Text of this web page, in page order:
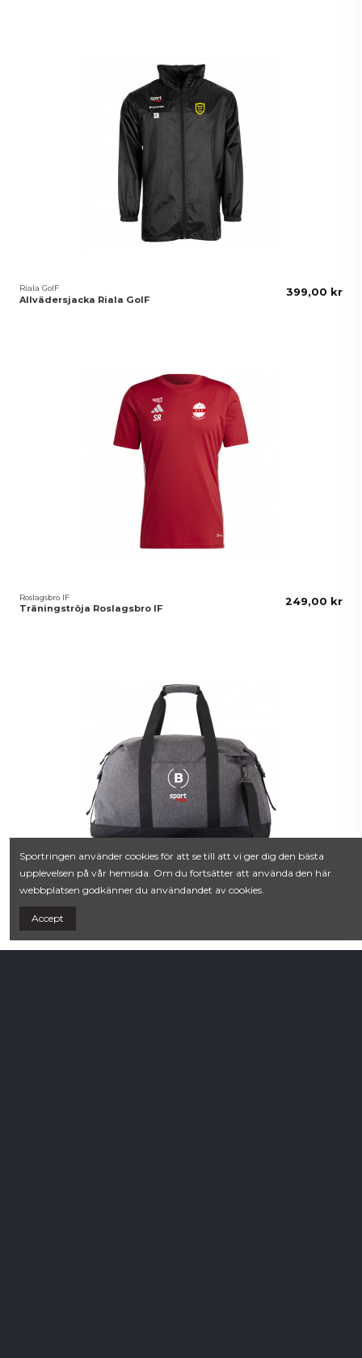
Riala GoIF
Allvädersjacka Riala GoIF
399,00 kr
Roslagsbro IF
Träningströja Roslagsbro IF
249,00 kr
Balders HSK
Duffelbag Balders HSK
Sportringen använder cookies för att se till att vi ger dig den bästa
upplevelsen på vår hemsida. Om du fortsätter att använda den här
webbplatsen godkänner du användandet av cookies.
Accept